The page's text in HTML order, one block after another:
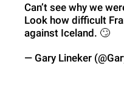
Can’t see why we
Look how difficult
against Iceland. 🙄
— Gary Lineker